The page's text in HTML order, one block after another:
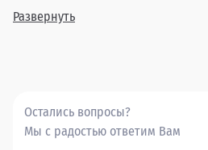
идеальный автомобиль под любые
Лада XRAY в Великих Луках через
Развернуть
Остались вопросы?
Мы с радостью ответим Вам